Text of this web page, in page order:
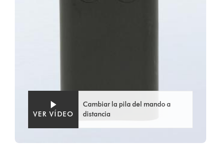
VER VÍDEO
Cambiar la pila del mando a
distancia